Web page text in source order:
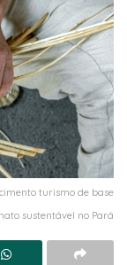
turismo de base
sustentável no Pará